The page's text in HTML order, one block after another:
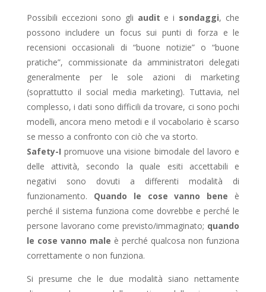
Possibili eccezioni sono gli audit e i sondaggi, che
possono includere un focus sui punti di forza e le
recensioni occasionali di “buone notizie” o “buone
pratiche”, commissionate da amministratori delegati
generalmente per le sole azioni di marketing
(soprattutto il social media marketing). Tuttavia, nel
complesso, i dati sono difficili da trovare, ci sono pochi
modelli, ancora meno metodi e il vocabolario è scarso
se messo a confronto con ciò che va storto.
Safety-I promuove una visione bimodale del lavoro e
delle attività, secondo la quale esiti accettabili e
negativi sono dovuti a differenti modalità di
funzionamento. Quando le cose vanno bene è
perché il sistema funziona come dovrebbe e perché le
persone lavorano come previsto/immaginato; quando
le cose vanno male è perché qualcosa non funziona
correttamente o non funziona.
Si presume che le due modalità siano nettamente